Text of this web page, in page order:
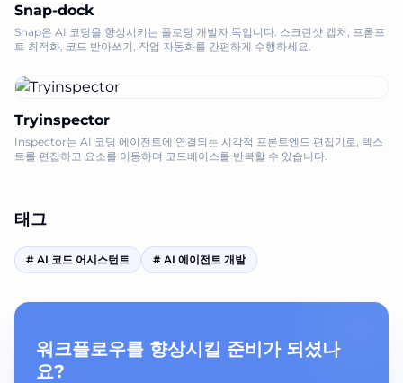
Snap-dock
Snap은 AI 코딩을 향상시키는 플로팅 개발자 독입니다. 스크린샷 캡처, 프롬프
트 최적화, 코드 받아쓰기, 작업 자동화를 간편하게 수행하세요.
Tryinspector
Inspector는 AI 코딩 에이전트에 연결되는 시각적 프론트엔드 편집기로, 텍스
트를 편집하고 요소를 이동하며 코드베이스를 반복할 수 있습니다.
태그
# AI 코드 어시스턴트 # AI 에이전트 개발
워크플로우를 향상시킬 준비가 되셨나
요?